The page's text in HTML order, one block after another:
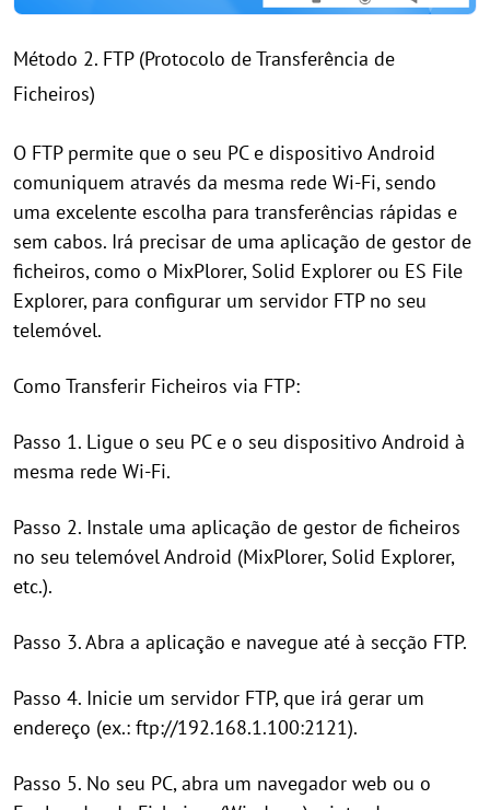
Método 2. FTP (Protocolo de Transferência de
Ficheiros)
O FTP permite que o seu PC e dispositivo Android
comuniquem através da mesma rede Wi-Fi, sendo
uma excelente escolha para transferências rápidas e
sem cabos. Irá precisar de uma aplicação de gestor de
ficheiros, como o MixPlorer, Solid Explorer ou ES File
Explorer, para configurar um servidor FTP no seu
telemóvel.
Como Transferir Ficheiros via FTP:
Passo 1. Ligue o seu PC e o seu dispositivo Android à
mesma rede Wi-Fi.
Passo 2. Instale uma aplicação de gestor de ficheiros
no seu telemóvel Android (MixPlorer, Solid Explorer,
etc.).
Passo 3. Abra a aplicação e navegue até à secção FTP.
Passo 4. Inicie um servidor FTP, que irá gerar um
endereço (ex.: ftp://192.168.1.100:2121).
Passo 5. No seu PC, abra um navegador web ou o